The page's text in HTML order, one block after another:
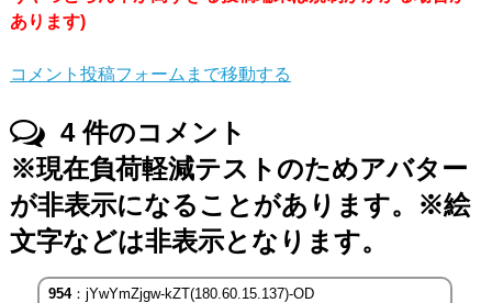
あります)
コメント投稿フォームまで移動する
4件のコメント
※現在負荷軽減テストのためアバター
が非表示になることがあります。※絵
文字などは非表示となります。
954：jYwYmZjgw-kZT(180.60.15.137)-OD